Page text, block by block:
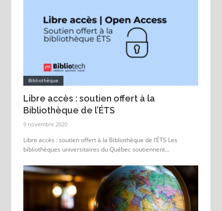
Bibliothèque
Libre accès : soutien offert à la
Bibliothèque de l’ÉTS
9 novembre 2020
Libre accès : soutien offert à la Bibliothèque de l’ÉTS Les
bibliothèques universitaires du Québec soutiennent...